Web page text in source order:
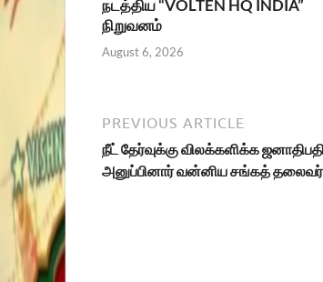
நடத்திய “VOLTEN HQ INDIA”
நிறுவனம்
August 6, 2026
PREVIOUS ARTICLE
நீட் தேர்வுக்கு விலக்களிக்க
அனுப்பினார் வன்னிய சங்கத் தலைவர்